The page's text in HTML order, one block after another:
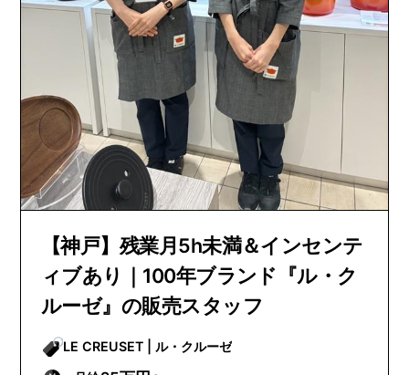
【神戸】残業月5h未満＆インセンテ
ィブあり｜100年ブランド『ル・ク
ルーゼ』の販売スタッフ
LE CREUSET | ル・クルーゼ